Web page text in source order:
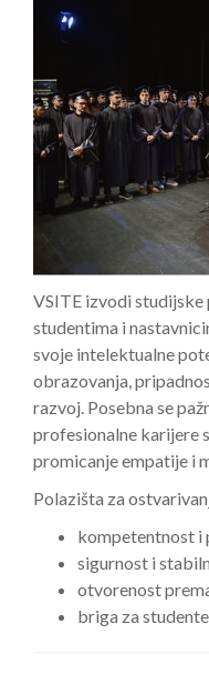
VSITE izvodi
studentima i
svoje intelektualne
obrazovanja,
razvoj. Posebna se
profesionalne karijere
promicanje empatije i
Polazišta za
kompetentnost i
sigurnost i
otvorenost
briga za